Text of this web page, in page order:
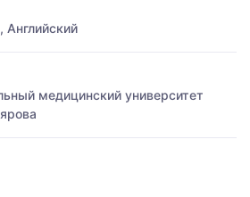
Английский
медицинский университет